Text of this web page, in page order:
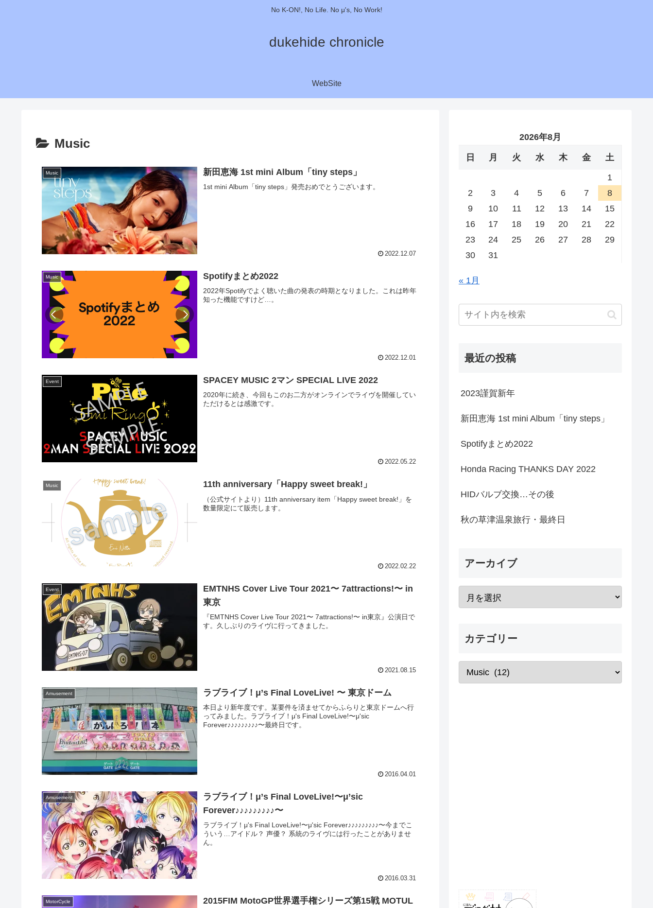
No K-ON!, No Life. No μ's, No Work!
dukehide chronicle
WebSite
Music
Music 新田恵海 1st mini Album「tiny steps」
1st mini Album「tiny steps」発売おめでとうございます。
2022.12.07
Music Spotifyまとめ2022
2022年Spotifyでよく聴いた曲の発表の時期となりました。これは昨年
知った機能ですけど…。
2022.12.01
Event SPACEY MUSIC 2マン SPECIAL LIVE 2022
2020年に続き、今回もこのお二方がオンラインでライヴを開催してい
ただけるとは感激です。
2022.05.22
Music 11th anniversary「Happy sweet break!」
（公式サイトより）11th anniversary item「Happy sweet break!」を
数量限定にて販売します。
2022.02.22
Event
EMTNHS Cover Live Tour 2021〜 7attractions!〜 in
東京
『EMTNHS Cover Live Tour 2021〜 7attractions!〜 in東京』公演日で
す。久しぶりのライヴに行ってきました。
2021.08.15
Amusement ラブライブ！μ’s Final LoveLive! 〜 東京ドーム
本日より新年度です。某要件を済ませてからふらりと東京ドームへ行
ってみました。ラブライブ！μ's Final LoveLive!〜μ'sic
Forever♪♪♪♪♪♪♪♪♪〜最終日です。
2016.04.01
Amusement
ラブライブ！μ’s Final LoveLive!〜μ’sic
Forever♪♪♪♪♪♪♪♪♪〜
ラブライブ！μ's Final LoveLive!〜μ'sic Forever♪♪♪♪♪♪♪♪♪〜今までこ
ういう…アイドル？ 声優？ 系統のライヴには行ったことがありませ
ん。
2016.03.31
MotorCycle
2015FIM MotoGP世界選手権シリーズ第15戦 MOTUL
2026年8月
日 月 火 水 木 金 土
1
2
3 4 5 6 7
8
9
10 11 12 13 14
15
16
17 18 19 20 21
22
23
24 25 26 27 28
29
30
31
« 1月
最近の投稿
2023謹賀新年
新田恵海 1st mini Album「tiny steps」
Spotifyまとめ2022
Honda Racing THANKS DAY 2022
HIDバルブ交換…その後
秋の草津温泉旅行・最終日
アーカイブ
カテゴリー